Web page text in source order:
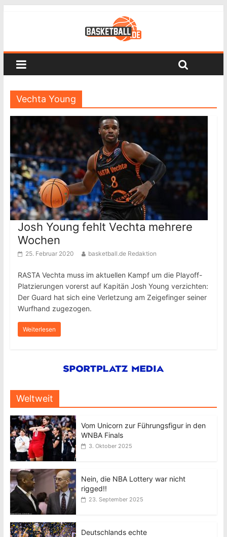
Vechta Young
Josh Young fehlt Vechta mehrere
Wochen
25. Februar 2020 basketball.de Redaktion
RASTA Vechta muss im aktuellen Kampf um die Playoff-
Platzierungen vorerst auf Kapitän Josh Young verzichten:
Der Guard hat sich eine Verletzung am Zeigefinger seiner
Wurfhand zugezogen.
Weiterlesen
Weltweit
Vom Unicorn zur Führungsfigur in den
WNBA Finals
3. Oktober 2025
Nein, die NBA Lottery war nicht
rigged!!
23. September 2025
Deutschlands echte